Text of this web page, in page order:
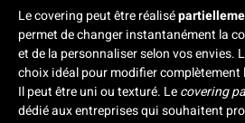
Le covering peut être réalisé
permet de changer instantanément la
et de la personnaliser selon vos envies.
choix idéal pour modifier complètement
Il peut être uni ou texturé. Lecovering
dédié aux entreprises qui souhaitent